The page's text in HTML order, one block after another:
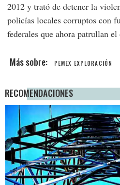
2012 y trató de detener la
policías locales corruptos con
federales que ahora patrullan el
PEMEX EXPLORACIÓN
RECOMENDACIONES